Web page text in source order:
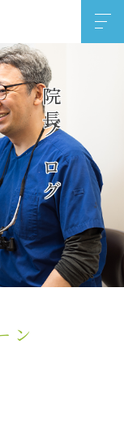
院長ブログ
ン